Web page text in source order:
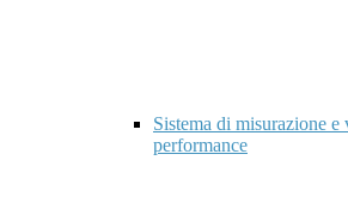
Sistema di misurazione e
performance